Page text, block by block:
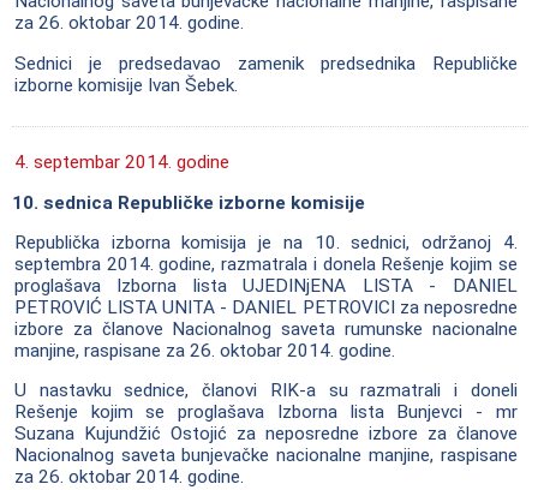
za 26. oktobar 2014. godine.
Sednici je predsedavao zamenik predsednika Republičke
izborne komisije Ivan Šebek.
4. septembar 2014. godine
10. sednica Republičke izborne komisije
Republička izborna komisija je na 10. sednici, održanoj 4.
septembra 2014. godine, razmatrala i donela Rešenje kojim se
proglašava Izborna lista UJEDINjENA LISTA - DANIEL
PETROVIĆ LISTA UNITA - DANIEL PETROVICI za neposredne
izbore za članove Nacionalnog saveta rumunske nacionalne
manjine, raspisane za 26. oktobar 2014. godine.
U nastavku sednice, članovi RIK-a su razmatrali i doneli
Rešenje kojim se proglašava Izborna lista Bunjevci - mr
Suzana Kujundžić Ostojić za neposredne izbore za članove
Nacionalnog saveta bunjevačke nacionalne manjine, raspisane
za 26. oktobar 2014. godine.